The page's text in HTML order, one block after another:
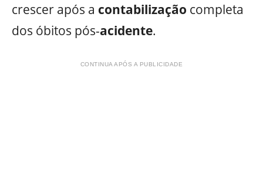
crescer após a contabilização completa
dos óbitos pós-acidente.
CONTINUA APÓS A PUBLICIDADE